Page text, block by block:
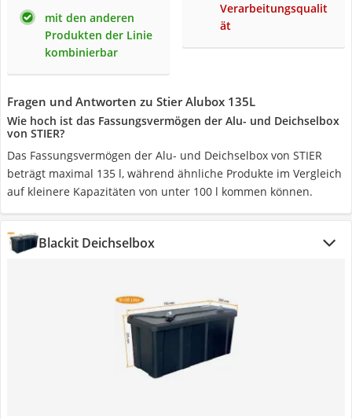
mit den anderen
Produkten der Linie
kombinierbar
Verarbeitungsqualit
ät
Fragen und Antworten zu Stier Alubox 135L
Wie hoch ist das Fassungsvermögen der Alu- und Deichselbox
von STIER?
Das Fassungsvermögen der Alu- und Deichselbox von STIER
beträgt maximal ‎135 l, während ähnliche Produkte im Vergleich
auf kleinere Kapazitäten von unter 100 l kommen können.
Blackit Deichselbox